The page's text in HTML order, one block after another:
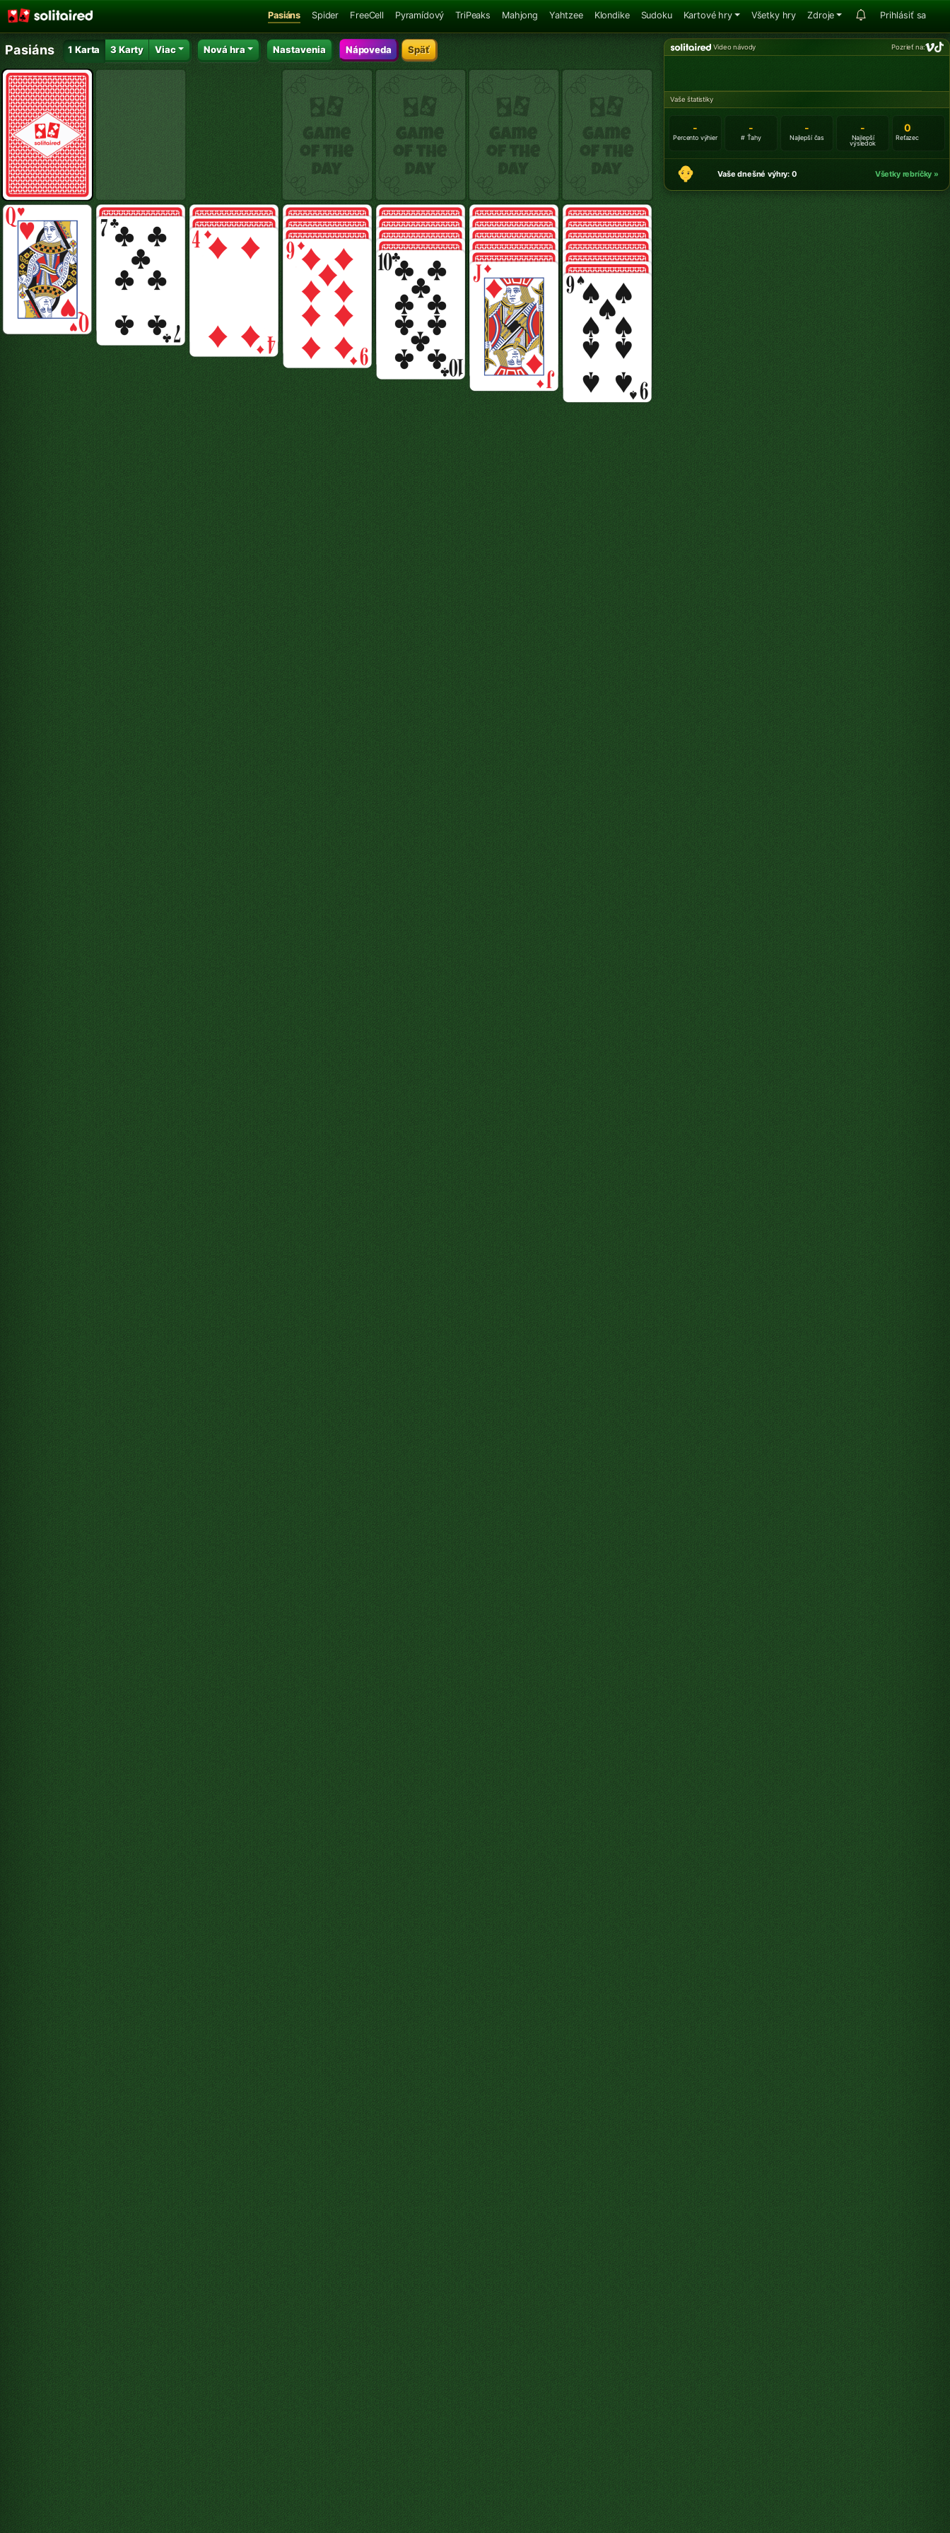
Pasiáns Spider FreeCell Pyramídový TriPeaks Mahjong Yahtzee Klondike Sudoku Kartové hry Všetky hry Zdroje Prihlásiť sa
Pasiáns 1 Karta 3 Karty Viac Nová hra Nastavenia Nápoveda Späť Video návody Pozrieť na:
Vaše štatistiky
-
Percento výhier
-
# Ťahy
-
Najlepší čas
-
Najlepší
výsledok
0
Reťazec
Vaše dnešné výhry: 0 Všetky rebríčky »